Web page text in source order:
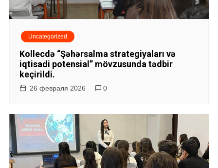
Uncategorized
Kollecdə “Şəhərsalma strategiyaları və
iqtisadi potensial” mövzusunda tədbir
keçirildi.
26 февраля 2026 0